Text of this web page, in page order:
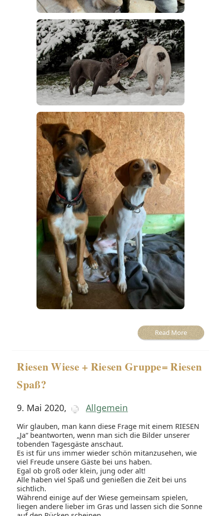
Read More
Riesen Wiese + Riesen Gruppe= Riesen
Spaß?
9. Mai 2020, Allgemein
Wir glauben, man kann diese Frage mit einem RIESEN
„Ja“ beantworten, wenn man sich die Bilder unserer
tobenden Tagesgäste anschaut.
Es ist für uns immer wieder schön mitanzusehen, wie
viel Freude unsere Gäste bei uns haben.
Egal ob groß oder klein, jung oder alt!
Alle haben viel Spaß und genießen die Zeit bei uns
sichtlich.
Während einige auf der Wiese gemeinsam spielen,
liegen andere lieber im Gras und lassen sich die Sonne